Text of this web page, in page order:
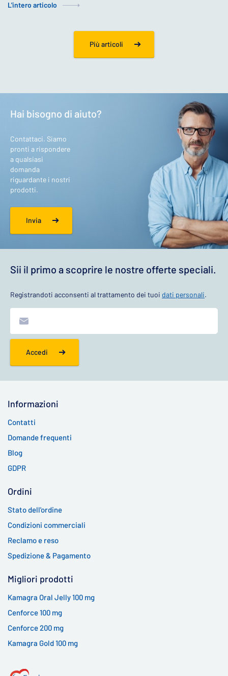
L'intero articolo
Più articoli
Hai bisogno di aiuto?
Contattaci. Siamo
pronti a rispondere
a qualsiasi
domanda
riguardante i nostri
prodotti.
Invia
Sii il primo a scoprire le nostre offerte speciali.
Registrandoti acconsenti al trattamento dei tuoi dati personali.
Accedi
Informazioni
Contatti
Domande frequenti
Blog
GDPR
Ordini
Stato dell'ordine
Condizioni commerciali
Reclamo e reso
Spedizione & Pagamento
Migliori prodotti
Kamagra Oral Jelly 100 mg
Cenforce 100 mg
Cenforce 200 mg
Kamagra Gold 100 mg